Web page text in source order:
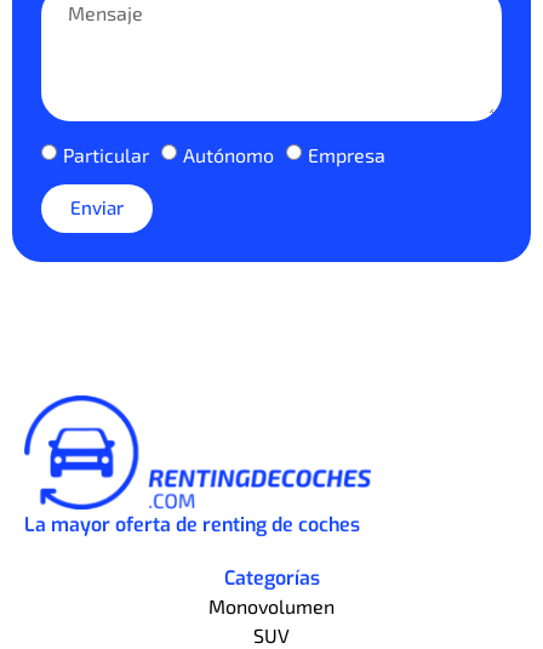
Particular Autónomo Empresa
Enviar
La mayor oferta de renting de coches
Categorías
Monovolumen
SUV